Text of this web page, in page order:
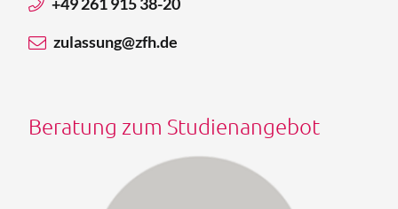
zulassung@zfh.de
Beratung zum Studienangebot